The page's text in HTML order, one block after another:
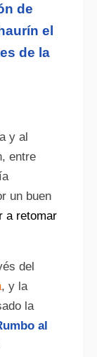
de
el
de la
y al
entre
un buen
a retomar
del
, y la
la
al